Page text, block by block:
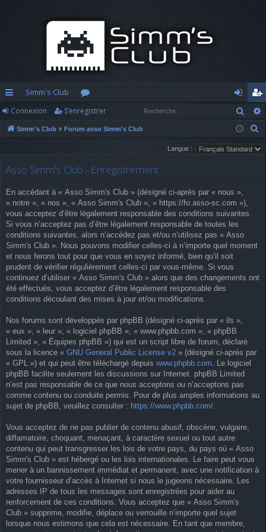
cc
ès
pi
d
e
Simm's Club
or
u
s
o
n
n
io
n
’e
nr
eg
Connexion S’enregistrer
Simm's Club Forum asso Simm's Club
c
Langue :
Asso Simm's Club - Enregistrement
En accédant à « Asso Simm's Club » (désigné ci-après par « nous »,
« notre », « nos », « Asso Simm's Club », « https://fo.asso-sc.com »),
vous acceptez d’être légalement responsable des conditions suivantes.
Si vous n’acceptez pas d’être légalement responsable de toutes les
conditions suivantes, alors n’accédez pas et/ou n’utilisez pas « Asso
Simm's Club ». Nous pouvons modifier celles-ci à n’importe quel moment
et nous ferons tout pour que vous en soyez informé, bien qu’il soit
prudent de vérifier régulièrement celles-ci par vous-même. Si vous
continuez d’utiliser « Asso Simm's Club » alors que des changements ont
été effectués, vous acceptez d’être légalement responsable des
conditions découlant des mises à jour et/ou modifications.
Nos forums sont développés par phpBB (désigné ci-après par « ils »,
« eux », « leur », « logiciel phpBB », « www.phpbb.com », « phpBB
Limited », « Équipes phpBB ») qui est un script libre de forum, déclaré
sous la licence « GNU General Public License v2 » (désigné ci-après par
« GPL ») et qui peut être téléchargé depuis www.phpbb.com . Le logiciel
phpBB facilite seulement les discussions sur Internet. phpBB Limited
n’est pas responsable de ce que nous acceptons ou n’acceptons pas
comme contenu ou conduite permis. Pour de plus amples informations au
sujet de phpBB, veuillez consulter : https://www.phpbb.com/
Vous acceptez de ne pas publier de contenu abusif, obscène, vulgaire,
diffamatoire, choquant, menaçant, à caractère sexuel ou tout autre
contenu qui peut transgresser les lois de votre pays, du pays où « Asso
Simm's Club » est hébergé ou les lois internationales. Le faire peut vous
mener à un bannissement immédiat et permanent, avec une notification à
votre fournisseur d’accès à Internet si nous le jugeons nécessaire. Les
adresses IP de tous les messages sont enregistrées pour aider au
renforcement de ces conditions. Vous acceptez que « Asso Simm's
Club » supprime, modifie, déplace ou verrouille n’importe quel sujet
lorsque nous estimons que cela est nécessaire. En tant que membre,